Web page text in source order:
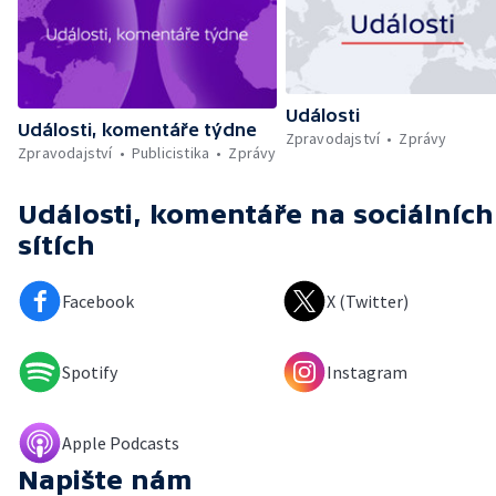
Události, komentáře týdne
Zpravodajství
Publicistika Zprávy
Události
Zpravodajství
Zprávy
Události, komentáře na sociálních
sítích
Facebook X (Twitter)
Spotify Instagram
Apple Podcasts
Napište nám